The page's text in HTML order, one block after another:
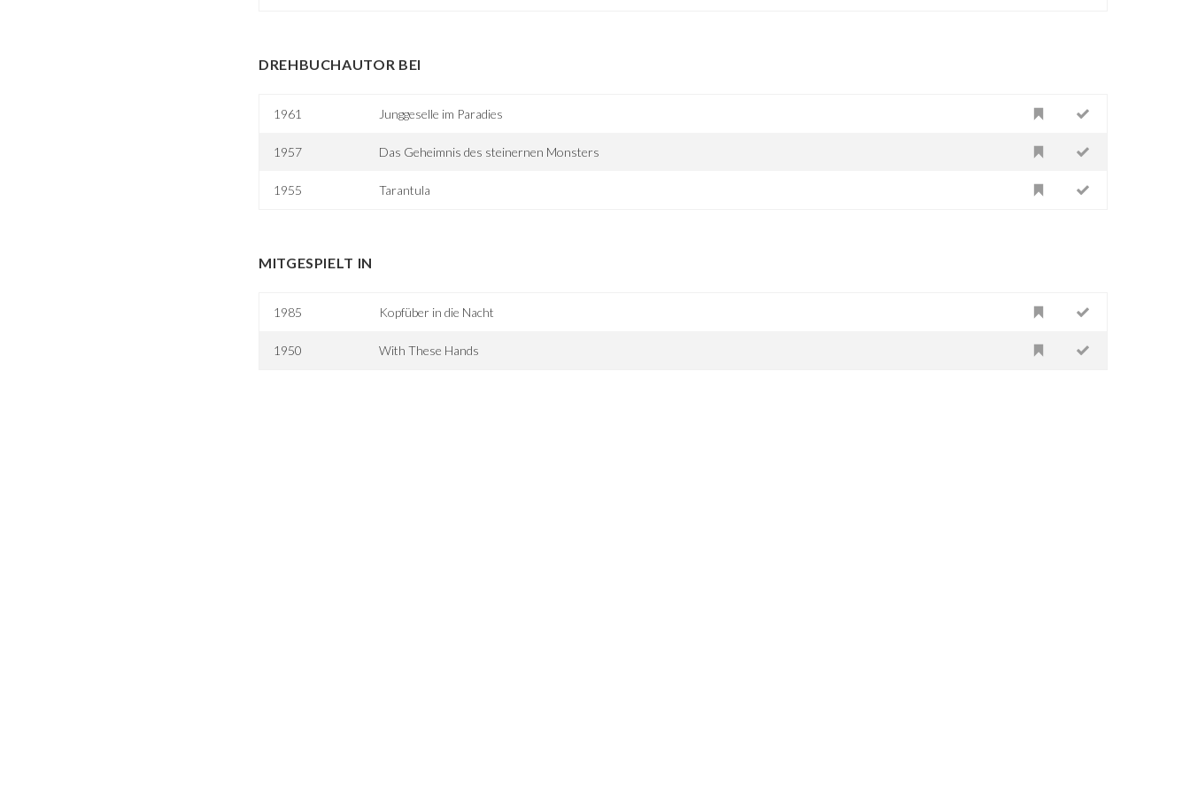
DREHBUCHAUTOR BEI
1961 Junggeselle im Paradies
1957 Das Geheimnis des steinernen Monsters
1955 Tarantula
MITGESPIELT IN
1985 Kopfüber in die Nacht
1950 With These Hands